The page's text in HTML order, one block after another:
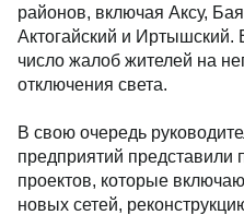
районов, включая Аксу,
Актогайский и Иртышский.
число жалоб жителей на
отключения света.
В свою очередь
предприятий
проектов, которые
новых сетей,